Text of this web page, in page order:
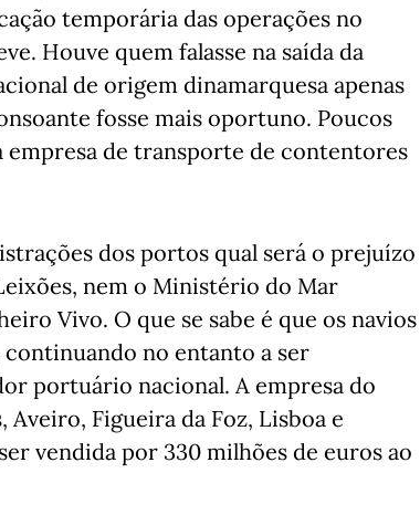
temporária das operações no
Houve quem falasse na saída da
de origem dinamarquesa apenas
fosse mais oportuno. Poucos
empresa de transporte de contentores
dos portos qual será o prejuízo
nem o Ministério do Mar
Vivo. O que se sabe é que os navios
no entanto a ser
portuário nacional. A empresa do
Figueira da Foz, Lisboa e
vendida por 330 milhões de euros ao